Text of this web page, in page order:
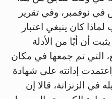
في نوفمبر، وفي تقرير
لماذا كان ينبغي اعتبار
يثبت أن أيًا من الأدلة
التي تم جمعها في مكان
إدانته على شهادة
في الزنزانة، قالا إن